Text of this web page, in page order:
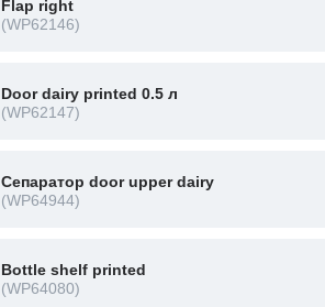
Flap right
(WP62146)
Door dairy printed 0.5 л
(WP62147)
Сепаратор door upper dairy
(WP64944)
Bottle shelf printed
(WP64080)